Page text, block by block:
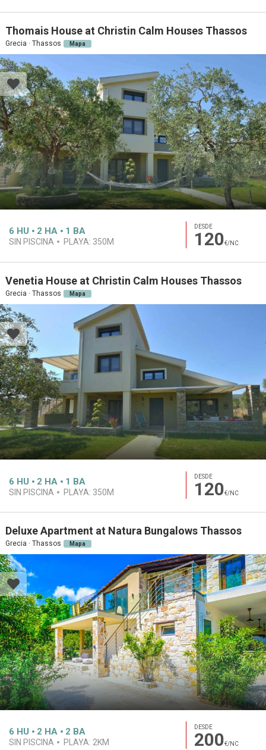
Thomais House at Christin Calm Houses Thassos
Grecia · Thassos Mapa
6 HU 2 HA 1 BA
SIN PISCINA PLAYA: 350M
DESDE
120€/NC
Venetia House at Christin Calm Houses Thassos
Grecia · Thassos Mapa
6 HU 2 HA 1 BA
SIN PISCINA PLAYA: 350M
DESDE
120€/NC
Deluxe Apartment at Natura Bungalows Thassos
Grecia · Thassos Mapa
6 HU 2 HA 2 BA
SIN PISCINA PLAYA: 2KM
DESDE
200€/NC